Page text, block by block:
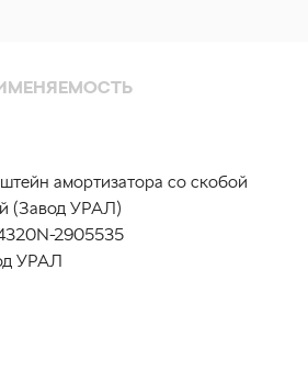
амортизатора со скобой
(Завод УРАЛ)
2905535
УРАЛ